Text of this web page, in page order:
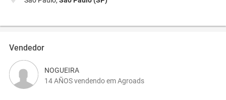
Vendedor
NOGUEIRA
14 AÑOS vendendo em Agroads